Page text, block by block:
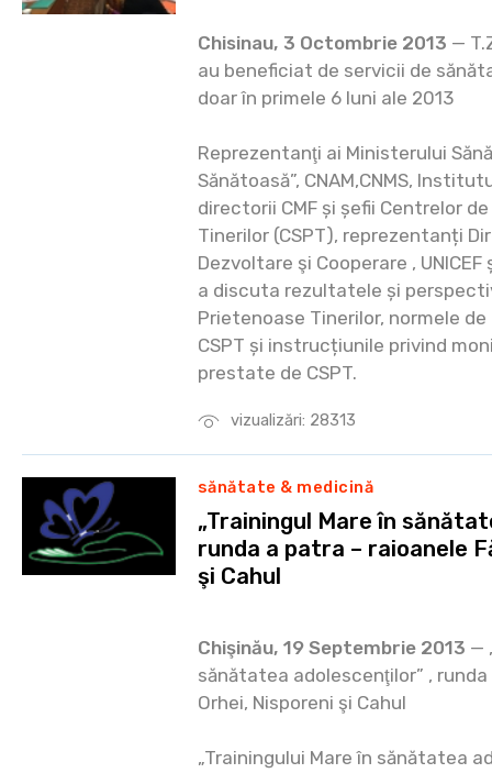
vizualizări: 28313
Chisinau, 3 Octombrie 2013 —
au beneficiat de servicii de
doar în primele 6 luni ale 2013
Reprezentanţi ai Ministerului
Sănătoasă”, CNAM,CNMS,
directorii CMF și șefii Centrelor
Tinerilor (CSPT), reprezentanți
Dezvoltare şi Cooperare ,
a discuta rezultatele și
Prietenoase Tinerilor, normele
CSPT și instrucțiunile privind
prestate de CSPT.
sănătate & medicină
„Trainingul Mare în
runda a patra – raioanele
şi Cahul
Chişinău, 19 Septembrie 2013 —
sănătatea adolescenţilor” ,
Orhei, Nisporeni şi Cahul
„Trainingului Mare în sănătatea